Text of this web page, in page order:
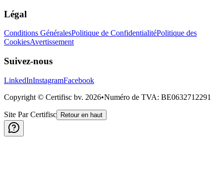
Légal
Conditions GénéralesPolitique de ConfidentialitéPolitique des
CookiesAvertissement
Suivez-nous
LinkedInInstagramFacebook
Copyright © Certifisc bv. 2026•Numéro de TVA: BE0632712291
Site Par Certifisc Retour en haut